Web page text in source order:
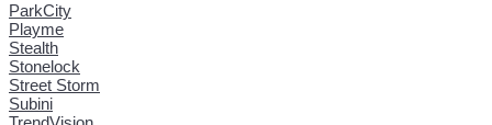
ParkCity
Playme
Stealth
Stonelock
Street Storm
Subini